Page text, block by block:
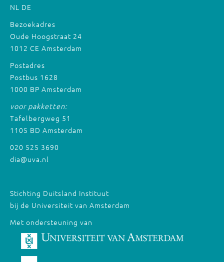
NL DE
Bezoekadres
Oude Hoogstraat 24
1012 CE Amsterdam
Postadres
Postbus 1628
1000 BP Amsterdam
voor pakketten:
Tafelbergweg 51
1105 BD Amsterdam
020 525 3690
dia@uva.nl
Stichting Duitsland Instituut
bij de Universiteit van Amsterdam
Met ondersteuning van